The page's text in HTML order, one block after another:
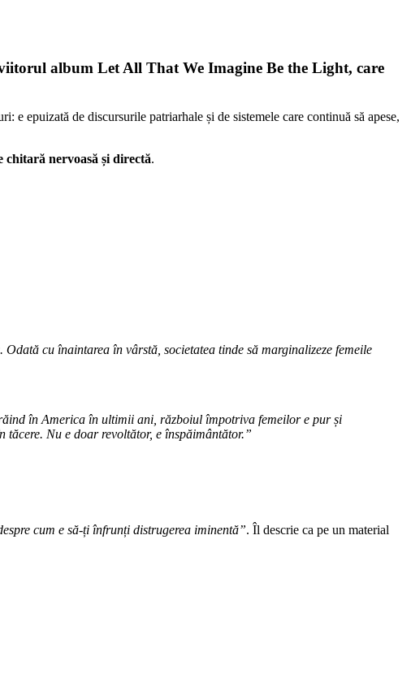
album Let All That We Imagine Be the Light, care
e epuizată de discursurile patriarhale și de sistemele care continuă să apese,
chitară nervoasă și directă.
cu înaintarea în vârstă, societatea tinde să marginalizeze femeile
în America în ultimii ani, războiul împotriva femeilor e pur și
Nu e doar revoltător, e înspăimântător.”
cum e să-ți înfrunți distrugerea iminentă”. Îl descrie ca pe un material